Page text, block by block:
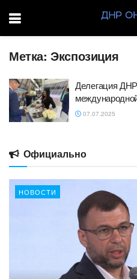
Метка:Экспозиция
Делегация
07.07.2025
Официально
НОВОСТИ